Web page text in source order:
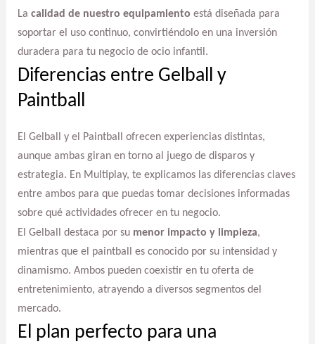
La calidad de nuestro equipamiento está diseñada para
soportar el uso continuo, convirtiéndolo en una inversión
duradera para tu negocio de ocio infantil.
Diferencias entre Gelball y
Paintball
El Gelball y el Paintball ofrecen experiencias distintas,
aunque ambas giran en torno al juego de disparos y
estrategia. En Multiplay, te explicamos las diferencias claves
entre ambos para que puedas tomar decisiones informadas
sobre qué actividades ofrecer en tu negocio.
El Gelball destaca por su menor impacto y limpieza,
mientras que el paintball es conocido por su intensidad y
dinamismo. Ambos pueden coexistir en tu oferta de
entretenimiento, atrayendo a diversos segmentos del
mercado.
El plan perfecto para una